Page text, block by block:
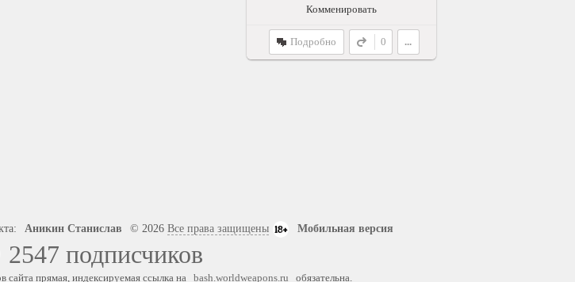
Комменировать
Подробно 0 ...
Аникин Станислав © 2026 Все права защищены Мобильная версия
2547 подписчиков
сайта прямая, индексируемая ссылка на bash.worldweapons.ru обязательна.